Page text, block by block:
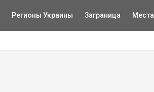
Регионы Украины Заграница Места